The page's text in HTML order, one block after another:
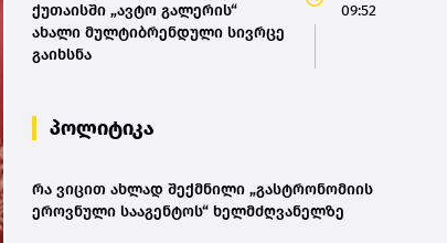
დამზადების ფაქტზე
საქართველოს 3 მოქალაქე
დააკავა
ქუთაისში „ავტო გალერის“
ახალი მულტიბრენდული სივრცე
გაიხსნა
09:52
პოლიტიკა
რა ვიცით ახლად შექმნილი „გასტრონომიის
ეროვნული სააგენტოს“ ხელმძღვანელზე